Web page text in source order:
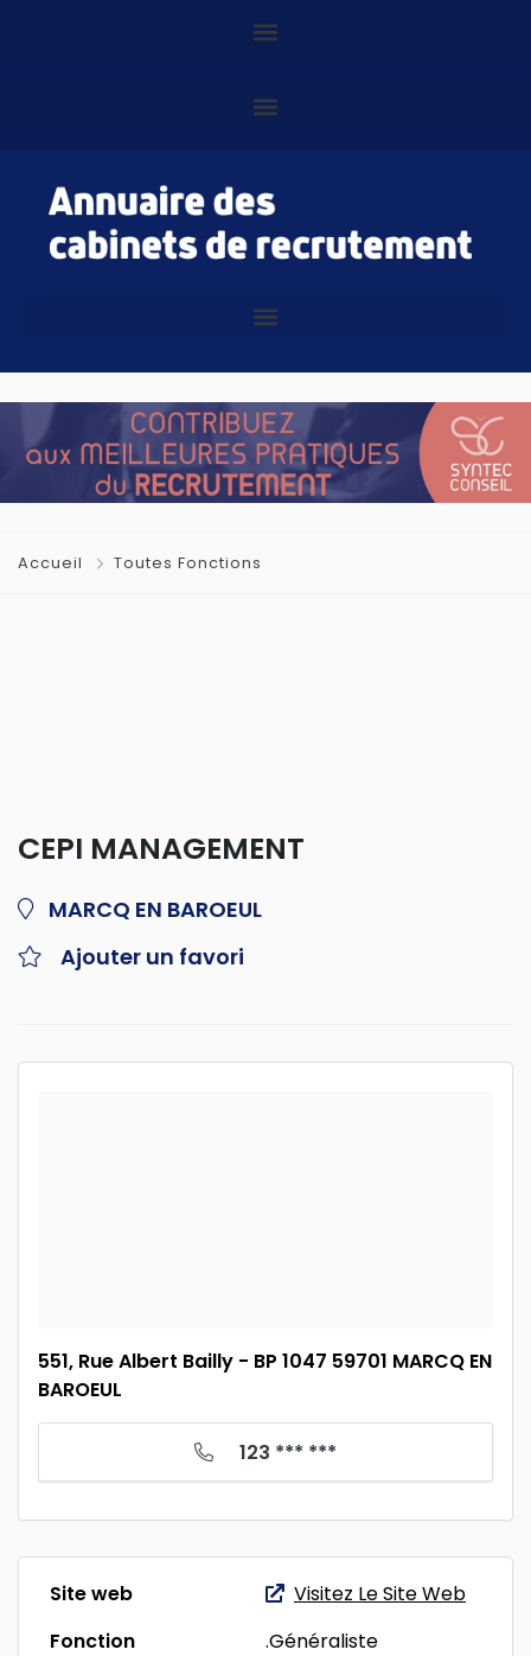
Accueil Toutes Fonctions
CEPI MANAGEMENT
MARCQ EN BAROEUL
Ajouter un favori
551, Rue Albert Bailly - BP 1047 59701 MARCQ EN
BAROEUL
123 *** ***
Site web
Visitez Le Site Web
Fonction
.Généraliste